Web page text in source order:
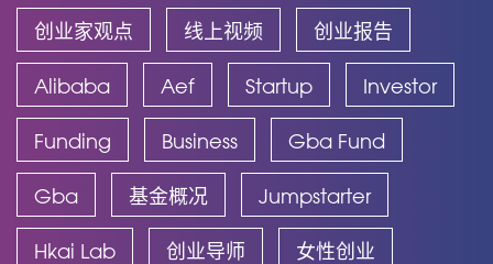
创业家观点 线上视频 创业报告
Alibaba Aef Startup Investor
Funding Business Gba Fund
Gba 基金概况 Jumpstarter
Hkai Lab 创业导师 女性创业